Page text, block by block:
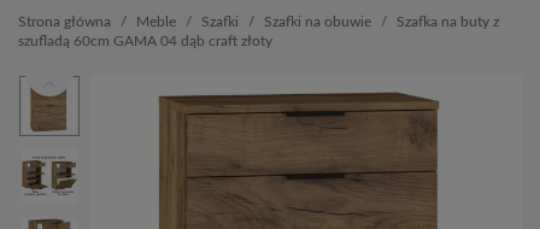
Strona główna Meble Szafki Szafki na obuwie
Szafka na buty z
szufladą 60cm GAMA 04 dąb craft złoty